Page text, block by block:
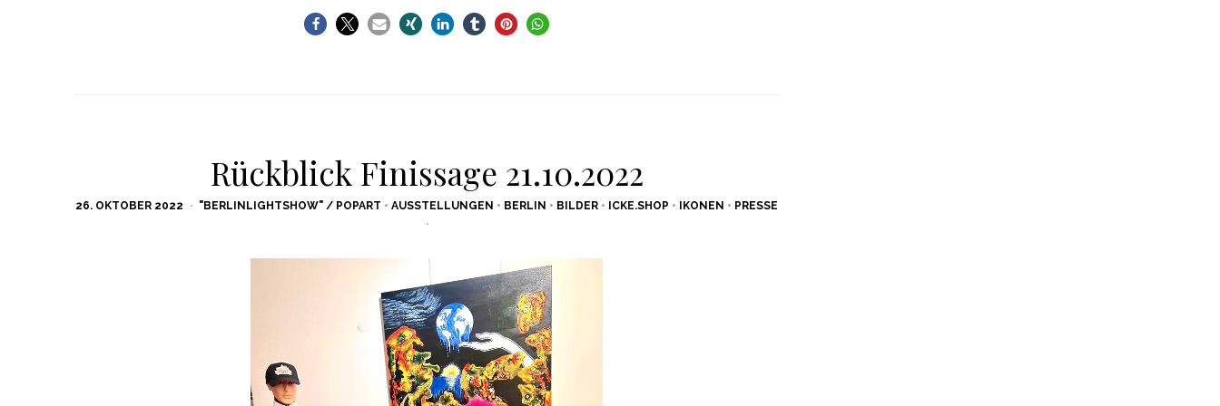
Rückblick Finissage 21.10.2022
POSTED
26. OKTOBER 2022 "BERLINLIGHTSHOW" / POPART •AUSSTELLUNGEN • BERLIN • BILDER • ICKE.SHOP • IKONEN • PRESSE